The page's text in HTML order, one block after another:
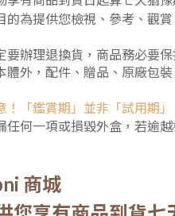
的為提供您檢視、參考、觀賞
要辦理退換貨，商品務必要保
體外，配件、贈品、原廠包
！「鑑賞期」並非「試用期」
任何一項或損毀外盒，若逾
商城